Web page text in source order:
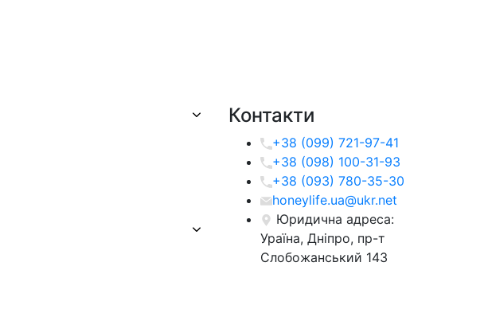
Контакти
+38 (099) 721-97-41
+38 (098) 100-31-93
+38 (093) 780-35-30
honeylife.ua@ukr.net
Юридична адреса:
Ураїна, Дніпро, пр-т
Слобожанський 143